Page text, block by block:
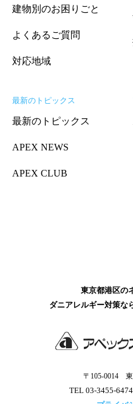
建物別のお困りごと
よくあるご質問
対応地域
最新のトピックス
最新のトピックス
APEX NEWS
APEX CLUB
東京都港区の
ダニアレルギー対策な
〒105-0014
TEL 03-3455-6474